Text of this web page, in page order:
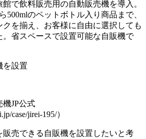
で飲料販売用の自動販売機を導入。
500mlのペットボトル入り商品まで、
を揃え、お客様に自由に選択しても
。省スペースで設置可能な自販機で
を設置
JP公式
case/jirei-195/）
売できる自販機を設置したいと考